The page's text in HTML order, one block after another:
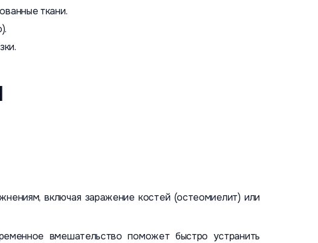
ткани.
включая заражение костей (остеомиелит) или
вмешательство поможет быстро устранить